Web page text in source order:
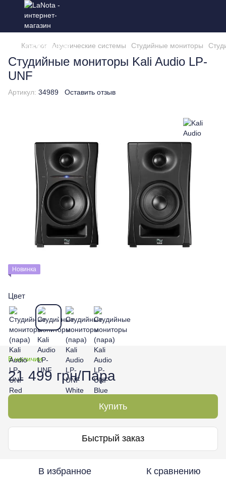
Каталог Акустические системы Студийные мониторы
Студийные мониторы Kali Audio LP-
UNF
Артикул: 34989 Оставить отзыв
Новинка
Цвет
В наличии
21 499 грн/Пара
Купить
Быстрый заказ
В избранное К сравнению